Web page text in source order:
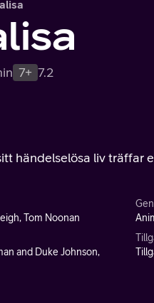
7+ 7.2
händelselösa liv träffar
Tom Noonan
and Duke Johnson,